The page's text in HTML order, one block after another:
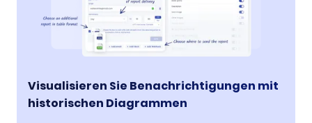
Visualisieren Sie Benachrichtigungen mit
historischen Diagrammen